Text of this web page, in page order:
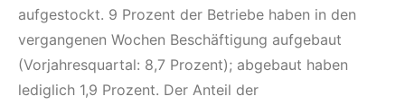
aufgestockt. 9 Prozent der Betriebe haben in den
vergangenen Wochen Beschäftigung aufgebaut
(Vorjahresquartal: 8,7 Prozent); abgebaut haben
lediglich 1,9 Prozent. Der Anteil der